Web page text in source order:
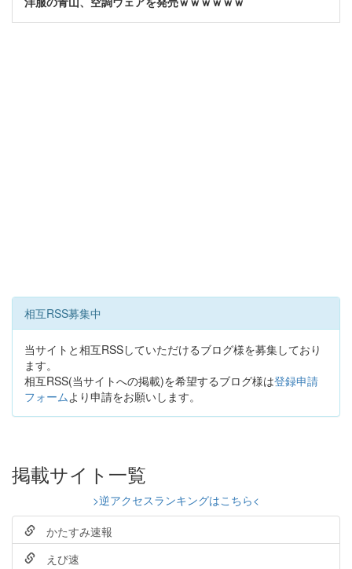
相互RSS募集中
当サイトと相互RSSしていただけるブログ様を募集しており
ます。
相互RSS(当サイトへの掲載)を希望するブログ様は登録申請
フォームより申請をお願いします。
掲載サイト一覧
>逆アクセスランキングはこちら<
かたすみ速報
えび速